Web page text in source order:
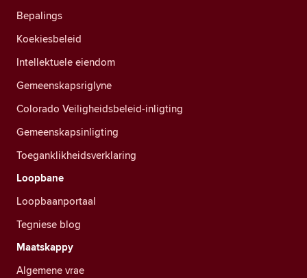
Bepalings
Koekiesbeleid
Intellektuele eiendom
Gemeenskapsriglyne
Colorado Veiligheidsbeleid-inligting
Gemeenskapsinligting
Toeganklikheidsverklaring
Loopbane
Loopbaanportaal
Tegniese blog
Maatskappy
Algemene vrae